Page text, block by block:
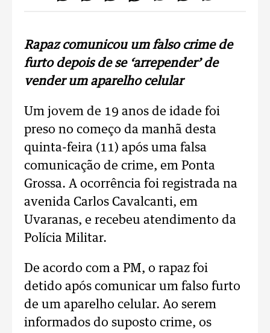
Rapaz comunicou um falso crime de
furto depois de se ‘arrepender’ de
vender um aparelho celular
Um jovem de 19 anos de idade foi
preso no começo da manhã desta
quinta-feira (11) após uma falsa
comunicação de crime, em Ponta
Grossa. A ocorrência foi registrada na
avenida Carlos Cavalcanti, em
Uvaranas, e recebeu atendimento da
Polícia Militar.
De acordo com a PM, o rapaz foi
detido após comunicar um falso furto
de um aparelho celular. Ao serem
informados do suposto crime, os